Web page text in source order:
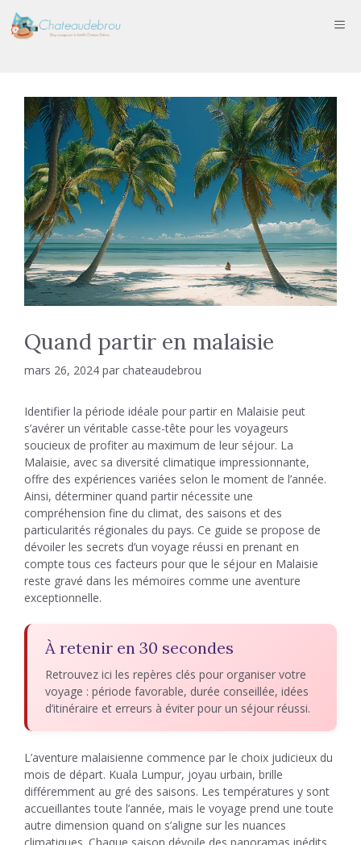
au
contenu
Quand partir en malaisie
mars 26, 2024 par chateaudebrou
Identifier la période idéale pour partir en Malaisie peut
s’avérer un véritable casse-tête pour les voyageurs
soucieux de profiter au maximum de leur séjour. La
Malaisie, avec sa diversité climatique impressionnante,
offre des expériences variées selon le moment de l’année.
Ainsi, déterminer quand partir nécessite une
compréhension fine du climat, des saisons et des
particularités régionales du pays. Ce guide se propose de
dévoiler les secrets d’un voyage réussi en prenant en
compte tous ces facteurs pour que le séjour en Malaisie
reste gravé dans les mémoires comme une aventure
exceptionnelle.
À retenir en 30 secondes
Retrouvez ici les repères clés pour organiser votre
voyage : période favorable, durée conseillée, idées
d’itinéraire et erreurs à éviter pour un séjour réussi.
L’aventure malaisienne commence par le choix judicieux du
mois de départ. Kuala Lumpur, joyau urbain, brille
différemment au gré des saisons. Les températures y sont
accueillantes toute l’année, mais le voyage prend une toute
autre dimension quand on s’aligne sur les nuances
climatiques. Chaque saison dévoile des panoramas inédits,